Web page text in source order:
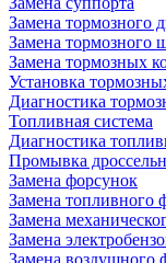
Замена тормозного
Замена тормозного
Замена тормозных
Установка
Диагностика
Топливная система
Диагностика
Промывка
Замена форсунок
Замена топливного
Замена
Замена
Замена воздушного